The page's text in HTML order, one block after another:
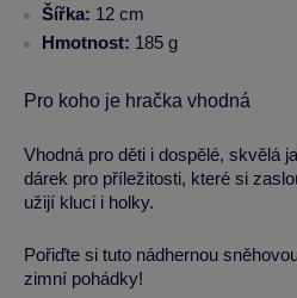
Šířka: 12 cm
Hmotnost: 185 g
Pro koho je hračka vhodná
Vhodná pro děti i dospělé, skvělá
dárek pro příležitosti, které si
užijí kluci i holky.
Pořiďte si tuto nádhernou
zimní pohádky!